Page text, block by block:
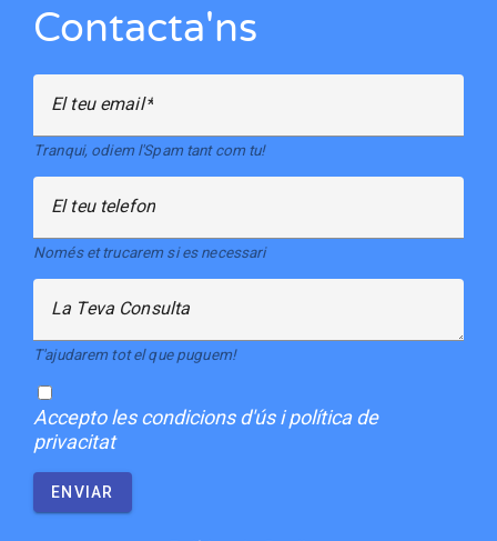
Contacta'ns
El teu email
Tranqui, odiem l'Spam tant com tu!
El teu telefon
Només et trucarem si es necessari
La Teva Consulta
T'ajudarem tot el que puguem!
Acceptoles condicions d'ús i política de
privacitat
ENVIAR